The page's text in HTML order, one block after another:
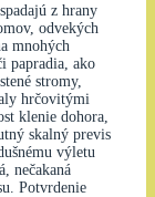
z hrany
odvekých
mnohých
papradia, ako
stromy,
hrčovitými
klenie dohora,
skalný previs
výletu
nečakaná
Potvrdenie